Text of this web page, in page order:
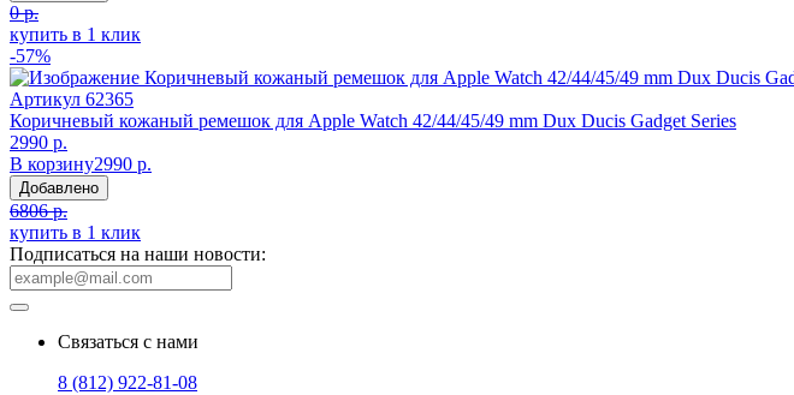
0 р.
купить в 1 клик
-57%
Артикул 62365
Коричневый кожаный ремешок для Apple Watch 42/44/45/49 mm Dux Ducis Gadget Series
2990 р.
В корзину2990 р.
Добавлено
6806 р.
купить в 1 клик
Подписаться на наши новости:
Связаться с нами
8 (812) 922-81-08